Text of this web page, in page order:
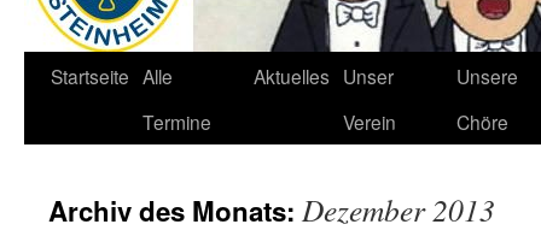
Startseite Alle
Termine
Aktuelles Unser
Verein
Unsere
Chöre
Archiv des Monats: Dezember 2013